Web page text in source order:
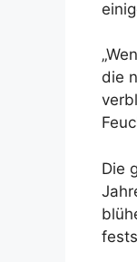
die
Die